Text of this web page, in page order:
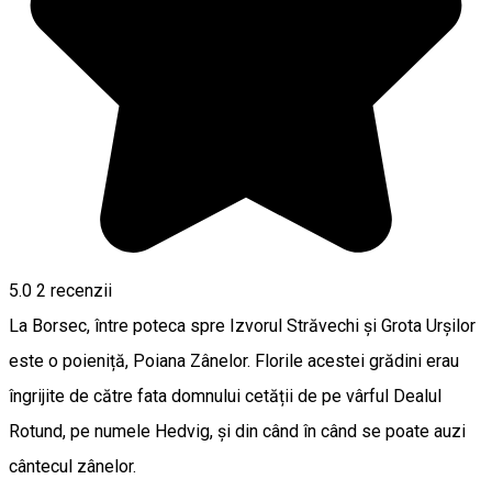
5.0 2 recenzii
La Borsec, între poteca spre Izvorul Străvechi și Grota Urșilor
este o poieniță, Poiana Zânelor. Florile acestei grădini erau
îngrijite de către fata domnului cetății de pe vârful Dealul
Rotund, pe numele Hedvig, și din când în când se poate auzi
cântecul zânelor.